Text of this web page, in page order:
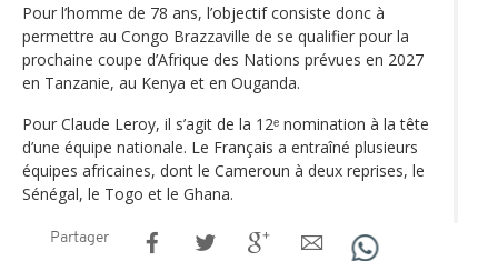
Pour l’homme de 78 ans, l’objectif consiste donc à
permettre au Congo Brazzaville de se qualifier pour la
prochaine coupe d’Afrique des Nations prévues en 2027
en Tanzanie, au Kenya et en Ouganda.
Pour Claude Leroy, il s’agit de la 12ᵉ nomination à la tête
d’une équipe nationale. Le Français a entraîné plusieurs
équipes africaines, dont le Cameroun à deux reprises, le
Sénégal, le Togo et le Ghana.
Partager